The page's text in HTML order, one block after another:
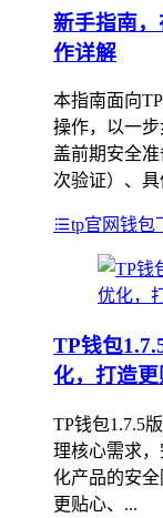
新手指南
作详解
本指南面向
操作，以一
盖前期安全
次验证）、具
tp官网钱包
TP钱包
化，打造
TP钱包1.7.5
理核心需求
化产品的安
更贴心、...